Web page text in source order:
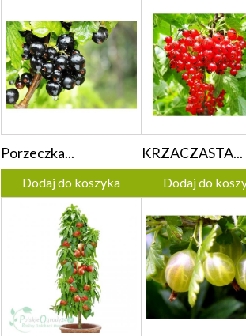
Porzeczka...
Dodaj do koszyka
KRZACZASTA...
Dodaj do